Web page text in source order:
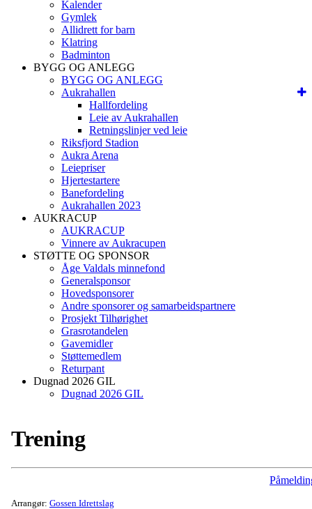
Kalender
Gymlek
Allidrett for barn
Klatring
Badminton
BYGG OG ANLEGG
BYGG OG ANLEGG
Aukrahallen
Hallfordeling
Leie av Aukrahallen
Retningslinjer ved leie
Riksfjord Stadion
Aukra Arena
Leiepriser
Hjertestartere
Banefordeling
Aukrahallen 2023
AUKRACUP
AUKRACUP
Vinnere av Aukracupen
STØTTE OG SPONSOR
Åge Valdals minnefond
Generalsponsor
Hovedsponsorer
Andre sponsorer og samarbeidspartnere
Prosjekt Tilhørighet
Grasrotandelen
Gavemidler
Støttemedlem
Returpant
Dugnad 2026 GIL
Dugnad 2026 GIL
Trening
Arrangør: Gossen Idrettslag